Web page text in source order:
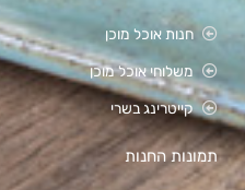
חנות אוכל מוכן
משלוחי אוכל מוכן
קייטרינג בשרי
תמונות החנות